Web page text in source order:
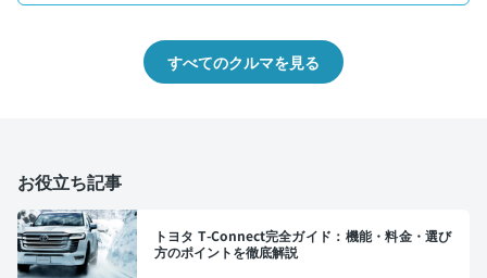
すべてのクルマを見る
お役立ち記事
トヨタ T-Connect完全ガイド：機能・料金・選び
方のポイントを徹底解説